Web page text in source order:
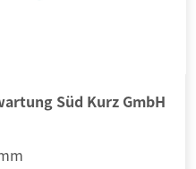
Süd Kurz GmbH